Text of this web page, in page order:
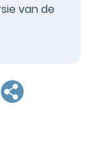
van de